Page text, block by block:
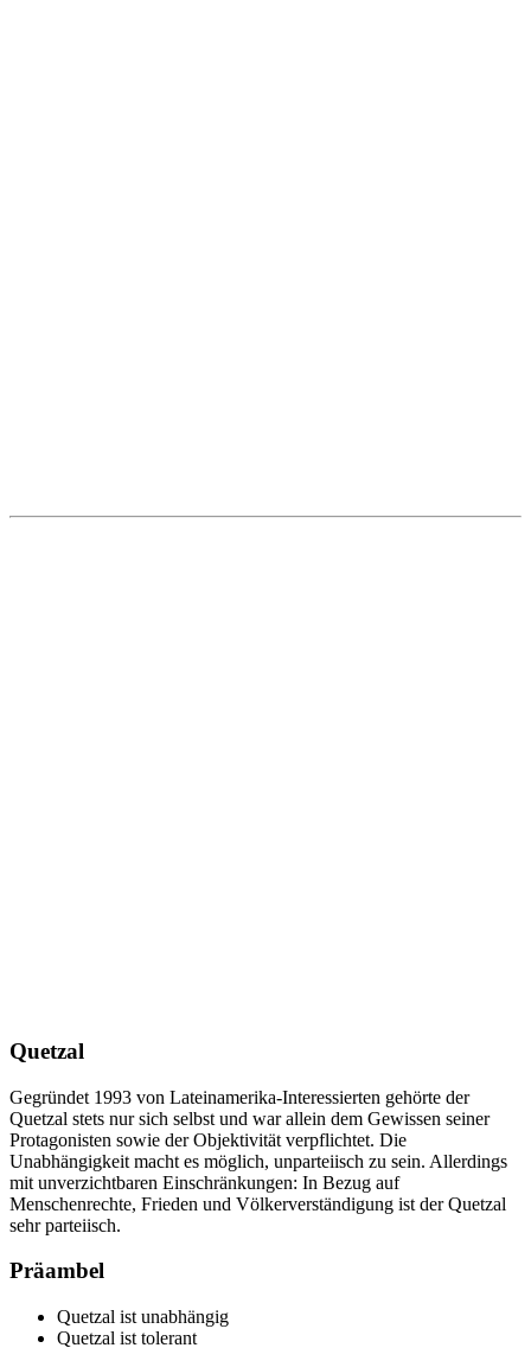
Quetzal
Gegründet 1993 von Lateinamerika-Interessierten gehörte der
Quetzal stets nur sich selbst und war allein dem Gewissen seiner
Protagonisten sowie der Objektivität verpflichtet. Die
Unabhängigkeit macht es möglich, unparteiisch zu sein. Allerdings
mit unverzichtbaren Einschränkungen: In Bezug auf
Menschenrechte, Frieden und Völkerverständigung ist der Quetzal
sehr parteiisch.
Präambel
Quetzal ist unabhängig
Quetzal ist tolerant